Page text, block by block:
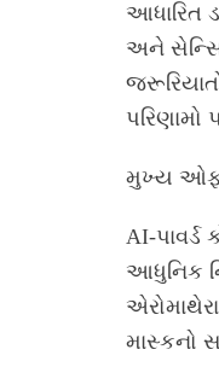
આધારિત
અને
પરિણામો
મુખ્ય
AI-
આધુનિક
માસ્કનો